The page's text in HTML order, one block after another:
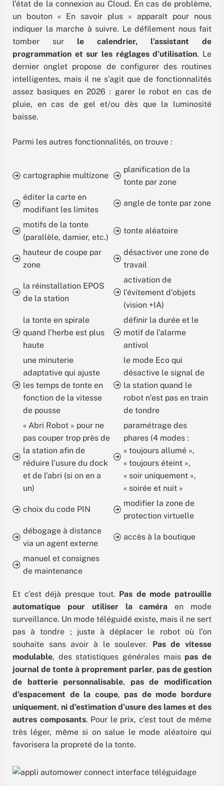
l’état de la connexion au Cloud. En cas de problème,
un bouton « En savoir plus » apparaît pour nous
indiquer la marche à suivre. Le défilement nous fait
tomber sur le calendrier, l’assistant de
programmation et sur les réglages d’utilisation. Le
dernier onglet propose de configurer des routines
intelligentes, mais il ne s’agit que de fonctionnalités
assez basiques en 2026 : garer le robot en cas de
pluie, en cas de gel et/ou dès que la luminosité
baisse.
Parmi les autres fonctionnalités, on trouve :
cartographie multizone
planification de la
tonte par zone
éditer la carte en
modifiant les limites
angle de tonte par zone
motifs de la tonte
(parallèle, damier, etc.)
tonte aléatoire
hauteur de coupe par
zone
désactiver une zone de
travail
la réinstallation EPOS
de la station
activation de
l’évitement d’objets
(vision +IA)
la tonte en spirale
quand l’herbe est plus
haute
définir la durée et le
motif de l’alarme
antivol
une minuterie
adaptative qui ajuste
les temps de tonte en
fonction de la vitesse
de pousse
le mode Eco qui
désactive le signal de
la station quand le
robot n’est pas en train
de tondre
« Abri Robot » pour ne
pas couper trop près de
la station afin de
réduire l’usure du dock
et de l’abri (si on en a
un)
paramétrage des
phares (4 modes :
« toujours allumé »,
« toujours éteint »,
« soir uniquement »,
« soirée et nuit »
choix du code PIN
modifier la zone de
protection virtuelle
débogage à distance
via un agent externe
accès à la boutique
manuel et consignes
de maintenance
Et c’est déjà presque tout. Pas de mode patrouille
automatique pour utiliser la caméra en mode
surveillance. Un mode téléguidé existe, mais il ne sert
pas à tondre ; juste à déplacer le robot où l’on
souhaite sans avoir à le soulever. Pas de vitesse
modulable, des statistiques générales mais pas de
journal de tonte à proprement parler, pas de gestion
de batterie personnalisable, pas de modification
d’espacement de la coupe, pas de mode bordure
uniquement, ni d’estimation d’usure des lames et des
autres composants. Pour le prix, c’est tout de même
très léger, même si on salue le mode aléatoire qui
favorisera la propreté de la tonte.